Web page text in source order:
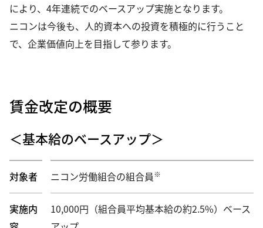
により、4年連続でのベースアップ実施となります。
ニコンは今後も、人的資本への投資を積極的に行うこと
で、企業価値向上を目指して参ります。
賃金改定の概要
＜基本給のベースアップ＞
対象者 ニコン労働組合の組合員※
実施内
10,000円（組合員平均基本給の約2.5%）ベース